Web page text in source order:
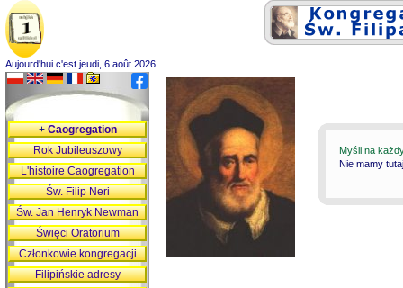
Aujourd'hui c'est jeudi, 6 août 2026
Myśli na
Nie mamy
+Caogregation
Rok Jubileuszowy
L'histoire Caogregation
Św. Filip Neri
Św. Jan Henryk Newman
Święci Oratorium
Członkowie kongregacji
Filipińskie adresy